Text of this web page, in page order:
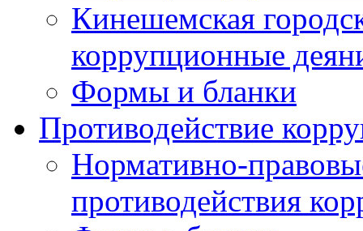
Кинешемская
коррупционные
Формы и бланки
Противодействие
Нормативно-
противодействия